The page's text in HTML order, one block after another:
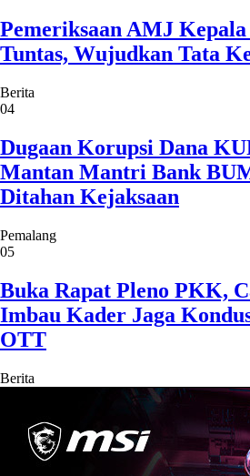
Pemeriksaan AMJ
Tuntas, Wujudkan Tata
Berita
04
Dugaan Korupsi Dana
Mantan Mantri Bank
Ditahan Kejaksaan
Pemalang
05
Buka Rapat Pleno PKK,
Imbau Kader Jaga
OTT
Berita